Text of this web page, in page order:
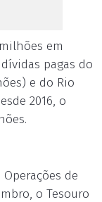
em
pagas do
e do Rio
2016, o
de
o Tesouro